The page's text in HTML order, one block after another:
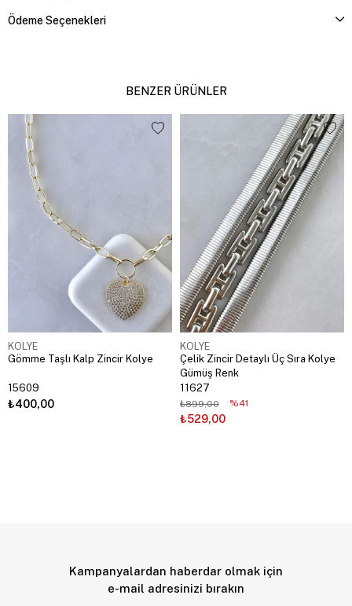
Ödeme Seçenekleri
BENZER ÜRÜNLER
KOLYE
Gömme Taşlı Kalp Zincir Kolye
15609
₺400,00
KOLYE
Çelik Zincir Detaylı Üç Sıra Kolye
Gümüş Renk
11627
₺529,00
₺899,00 %41
Kampanyalardan haberdar olmak için
e-mail adresinizi bırakın